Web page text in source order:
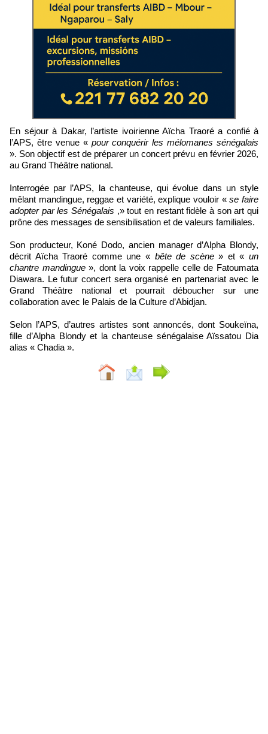
En séjour à Dakar, l’artiste ivoirienne Aïcha Traoré a confié à
l’APS, être venue «pour conquérir les mélomanes sénégalais
». Son objectif est de préparer un concert prévu en février 2026,
au Grand Théâtre national.
Interrogée par l’APS, la chanteuse, qui évolue dans un style
mêlant mandingue, reggae et variété, explique vouloir «se faire
adopter par les Sénégalais ,» tout en restant fidèle à son art qui
prône des messages de sensibilisation et de valeurs familiales.
Son producteur, Koné Dodo, ancien manager d’Alpha Blondy,
décrit Aïcha Traoré comme une « bête de scène» et «un
chantre mandingue», dont la voix rappelle celle de Fatoumata
Diawara. Le futur concert sera organisé en partenariat avec le
Grand Théâtre national et pourrait déboucher sur une
collaboration avec le Palais de la Culture d’Abidjan.
Selon l’APS, d’autres artistes sont annoncés, dont Soukeïna,
fille d’Alpha Blondy et la chanteuse sénégalaise Aïssatou Dia
alias « Chadia ».